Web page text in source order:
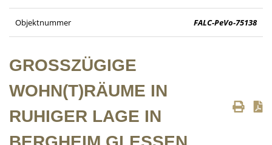
Objektnummer FALC-PeVo-75138
GROSSZÜGIGE W
OHN(T)RÄUME IN R
UHIGER LAGE IN B